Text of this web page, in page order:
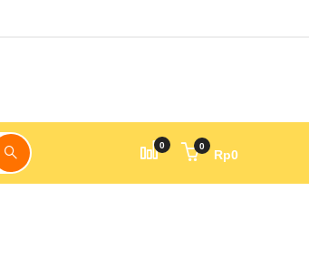
0
Rp0
0